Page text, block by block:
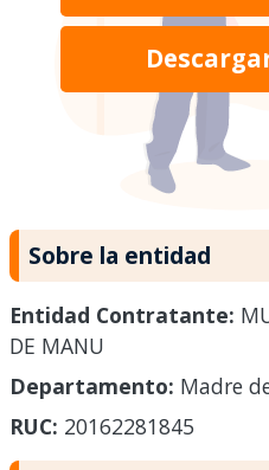
Sobre la entidad
Entidad Contratante:
DE MANU
Departamento: Madre
RUC: 20162281845